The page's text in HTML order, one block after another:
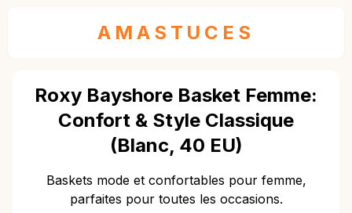
AMASTUCES
Roxy Bayshore Basket Femme:
Confort & Style Classique
(Blanc, 40 EU)
Baskets mode et confortables pour femme,
parfaites pour toutes les occasions.